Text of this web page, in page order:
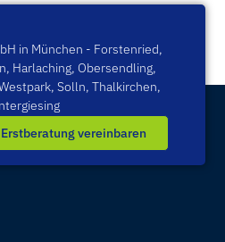
in München - Forstenried,
, Harlaching, Obersendling,
, Solln, Thalkirchen,
vereinbaren